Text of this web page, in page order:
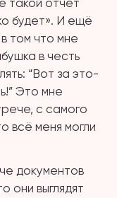
такой отчет
будет». И ещё
том что мне
в честь
“Вот за это-
Это мне
с самого
всё меня могли
документов
они выглядят